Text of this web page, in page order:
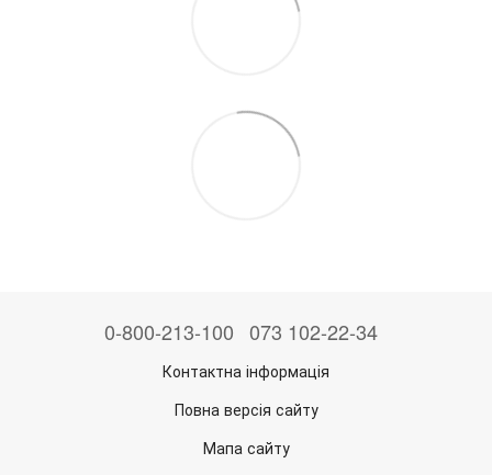
0-800-213-100 073 102-22-34
Контактна інформація
Повна версія сайту
Мапа сайту